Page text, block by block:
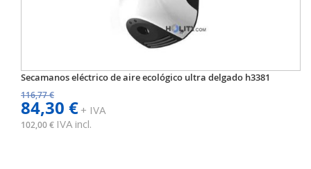
Secamanos eléctrico de aire ecológico ultra delgado h3381
116,77 €
84,30 €+ IVA
102,00 € IVA incl.